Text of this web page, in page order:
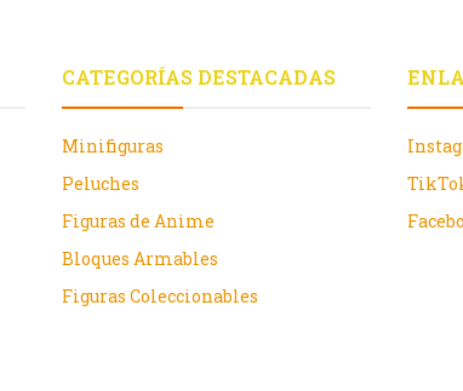
CATEGORÍAS DESTACADAS
Minifiguras
Peluches
Figuras de Anime
Bloques Armables
Figuras Coleccionables